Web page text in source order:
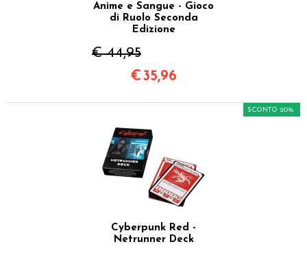
Anime e Sangue - Gioco
di Ruolo Seconda
Edizione
€ 44,95
€35,96
Cyberpunk Red -
Netrunner Deck
SCONTO 20%